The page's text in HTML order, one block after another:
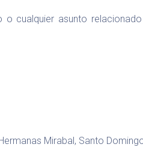
cualquier asunto
Mirabal, Santo